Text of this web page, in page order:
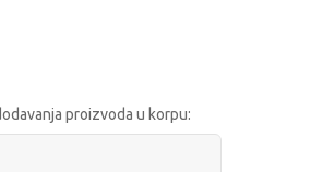
proizvoda u korpu: